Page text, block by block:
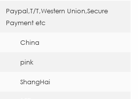
Paypal,T/T,Western Union,Secure
Payment etc
China
pink
ShangHai